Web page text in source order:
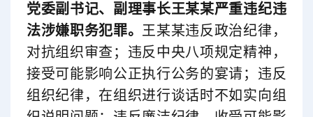
党委副书记、副理事长王某某严重违纪违
法涉嫌职务犯罪。 王某某违反政治纪律，
对抗组织审查；违反中央八项规定精神，
接受可能影响公正执行公务的宴请；违反
组织纪律，在组织进行谈话时不如实向组